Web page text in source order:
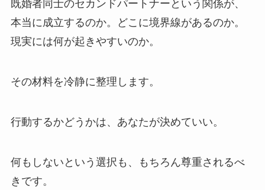
既婚者同士のセカンドパートナーという関係が、
本当に成立するのか。どこに境界線があるのか。
現実には何が起きやすいのか。
その材料を冷静に整理します。
行動するかどうかは、あなたが決めていい。
何もしないという選択も、もちろん尊重されるべ
きです。